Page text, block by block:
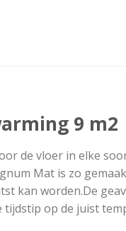
9 m2
de vloer in elke
Mat is zo
kan worden.De
tijdstip op de juist